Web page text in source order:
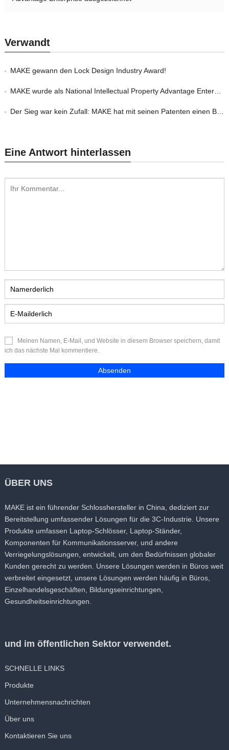
Verwandt
MAKE gewann den Lock Design Industry Award!
MAKE wurde als National Intellectual Property Advantage Enterprise ausgezeichnet
Der Sieg war kein Zufall: MAKE hat mit seinen Patenten einen Burggraben aufgebaut!
Eine Antwort hinterlassen
Meinen Namen, E-Mail, und Website in diesem Browser speichern, damit
ich das nächste Mal kommentiere.
ÜBER UNS
MAKE ist ein führender Schlosshersteller in China, dediziert zur
Bereitstellung umfassender Lösungen für die 3C-Industrie. Unsere
Produkte umfassen Laptop-Schlösser, Laptop-Ständer,
Komponenten für Kommunikationsserver, und andere
Verriegelungslösungen, entwickelt, um den Bedürfnissen globaler
Kunden gerecht zu werden. Unsere Lösungen werden in Büros weit
verbreitet eingesetzt, unsere Lösungen werden häufig in Büros,
Einzelhandelsgeschäften, Bildungseinrichtungen,
Gesundheitseinrichtungen.
und im öffentlichen Sektor verwendet.
SCHNELLE LINKS
Produkte
Unternehmensnachrichten
Über uns
Kontaktieren Sie uns